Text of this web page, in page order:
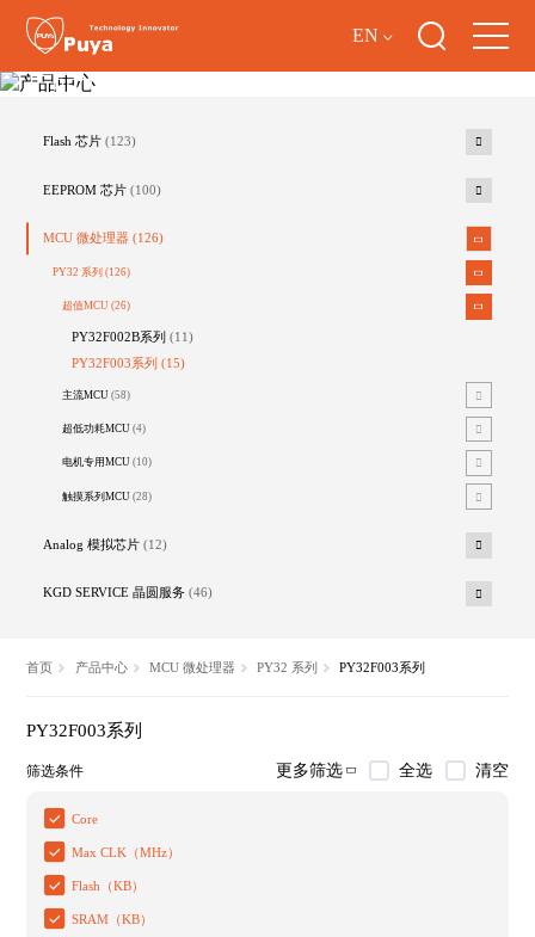
EN
产品中心
Flash 芯片 (123)
EEPROM 芯片 (100)
MCU 微处理器 (126)
PY32 系列(126)
超值MCU(26)
PY32F002B系列(11)
PY32F003系列(15)
主流MCU(58)
超低功耗MCU(4)
电机专用MCU(10)
触摸系列MCU(28)
Analog 模拟芯片 (12)
KGD SERVICE 晶圆服务 (46)
首页 产品中心 MCU 微处理器 PY32 系列 PY32F003系列
PY32F003系列
筛选条件 更多筛选 全选 清空
Core
Max CLK（MHz）
Flash（KB）
SRAM（KB）